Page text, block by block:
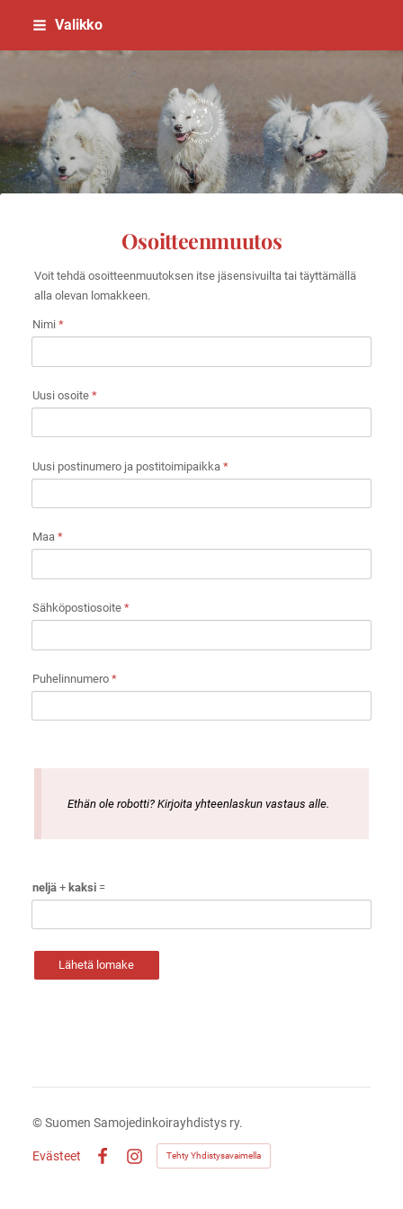
Siirry
Valikko
Suomen
Osoitteenmuutos
Voit tehdä osoitteenmuutoksen itse jäsensivuilta tai täyttämällä
alla olevan lomakkeen.
Nimi *
Uusi osoite *
Uusi postinumero ja postitoimipaikka *
Maa *
Sähköpostiosoite *
Puhelinnumero *
Ethän ole robotti? Kirjoita yhteenlaskun vastaus alle.
neljä +kaksi =
Lähetä lomake
©Suomen Samojedinkoirayhdistys ry.
Evästeet
Instagram
Tehty Yhdistysavaimella